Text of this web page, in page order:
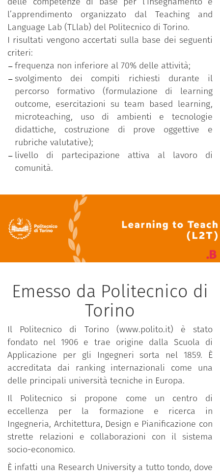
l’apprendimento organizzato dal Teaching and
Language Lab (TLlab) del Politecnico di Torino.
I risultati vengono accertati sulla base dei seguenti
criteri:
frequenza non inferiore al 70% delle attività;
svolgimento dei compiti richiesti durante il
percorso formativo (formulazione di learning
outcome, esercitazioni su team based learning,
microteaching, uso di ambienti e tecnologie
didattiche, costruzione di prove oggettive e
rubriche valutative);
livello di partecipazione attiva al lavoro di
comunità.
Emesso da Politecnico di
Torino
Il Politecnico di Torino (www.polito.it) è stato
fondato nel 1906 e trae origine dalla Scuola di
Applicazione per gli Ingegneri sorta nel 1859. È
accreditata dai ranking internazionali come una
delle principali università tecniche in Europa.
Il Politecnico si propone come un centro di
eccellenza per la formazione e ricerca in
Ingegneria, Architettura, Design e Pianificazione con
strette relazioni e collaborazioni con il sistema
socio-economico.
È infatti una Research University a tutto tondo, dove